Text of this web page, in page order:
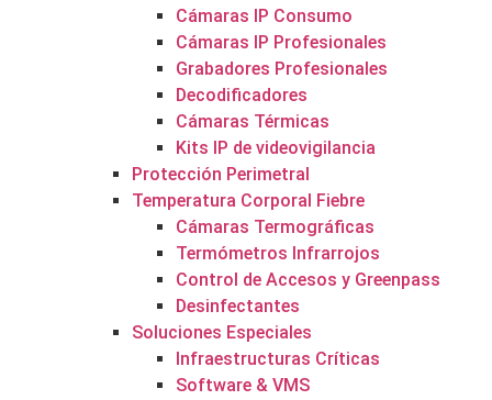
Cámaras IP Consumo
Cámaras IP Profesionales
Grabadores Profesionales
Decodificadores
Cámaras Térmicas
Kits IP de videovigilancia
Protección Perimetral
Temperatura Corporal Fiebre
Cámaras Termográficas
Termómetros Infrarrojos
Control de Accesos y Greenpass
Desinfectantes
Soluciones Especiales
Infraestructuras Críticas
Software & VMS